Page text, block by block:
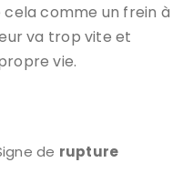
comme un frein à
va trop vite et
vie.
de rupture